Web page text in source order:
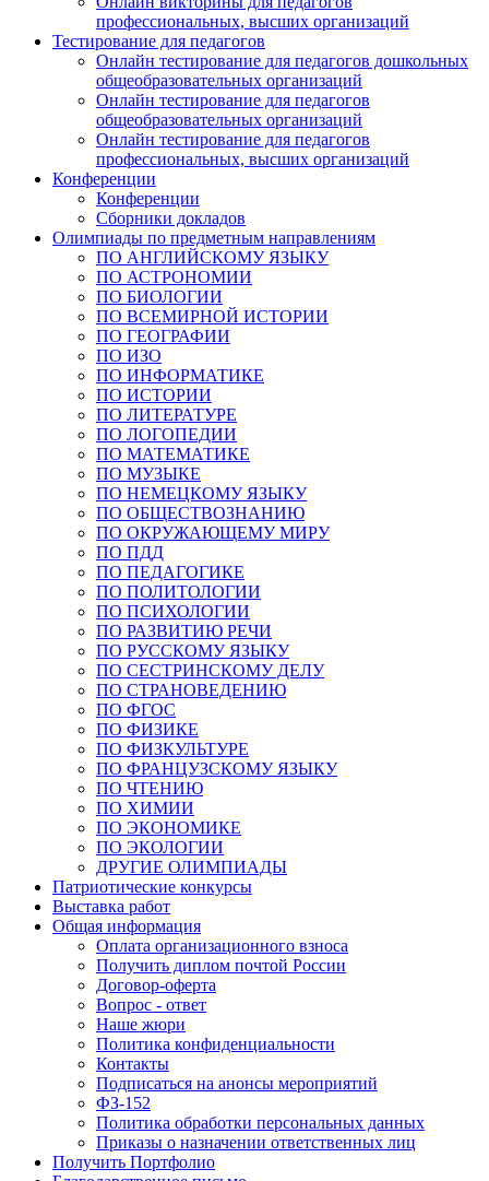
профессиональных, высших организаций
Тестирование для педагогов
Онлайн тестирование для педагогов дошкольных
общеобразовательных организаций
Онлайн тестирование для педагогов
общеобразовательных организаций
Онлайн тестирование для педагогов
профессиональных, высших организаций
Конференции
Конференции
Сборники докладов
Олимпиады по предметным направлениям
ПО АНГЛИЙСКОМУ ЯЗЫКУ
ПО АСТРОНОМИИ
ПО БИОЛОГИИ
ПО ВСЕМИРНОЙ ИСТОРИИ
ПО ГЕОГРАФИИ
ПО ИЗО
ПО ИНФОРМАТИКЕ
ПО ИСТОРИИ
ПО ЛИТЕРАТУРЕ
ПО ЛОГОПЕДИИ
ПО МАТЕМАТИКЕ
ПО МУЗЫКЕ
ПО НЕМЕЦКОМУ ЯЗЫКУ
ПО ОБЩЕСТВОЗНАНИЮ
ПО ОКРУЖАЮЩЕМУ МИРУ
ПО ПДД
ПО ПЕДАГОГИКЕ
ПО ПОЛИТОЛОГИИ
ПО ПСИХОЛОГИИ
ПО РАЗВИТИЮ РЕЧИ
ПО РУССКОМУ ЯЗЫКУ
ПО СЕСТРИНСКОМУ ДЕЛУ
ПО СТРАНОВЕДЕНИЮ
ПО ФГОС
ПО ФИЗИКЕ
ПО ФИЗКУЛЬТУРЕ
ПО ФРАНЦУЗСКОМУ ЯЗЫКУ
ПО ЧТЕНИЮ
ПО ХИМИИ
ПО ЭКОНОМИКЕ
ПО ЭКОЛОГИИ
ДРУГИЕ ОЛИМПИАДЫ
Патриотические конкурсы
Выставка работ
Общая информация
Оплата организационного взноса
Получить диплом почтой России
Договор-оферта
Вопрос - ответ
Наше жюри
Политика конфиденциальности
Контакты
Подписаться на анонсы мероприятий
ФЗ-152
Политика обработки персональных данных
Приказы о назначении ответственных лиц
Получить Портфолио